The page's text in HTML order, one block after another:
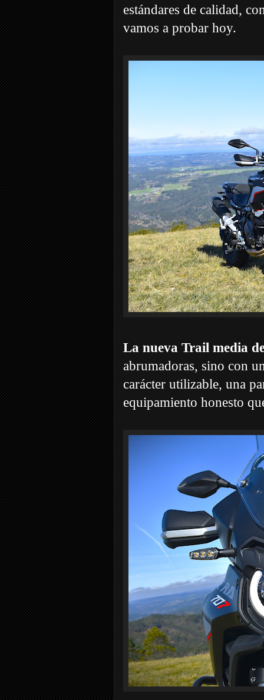
estándares de calidad,
vamos a probar hoy.
La nueva Trail media
abrumadoras, sino con
carácter utilizable, una
equipamiento honesto